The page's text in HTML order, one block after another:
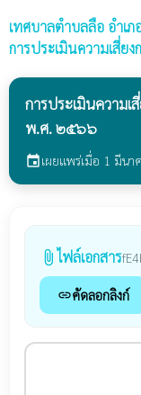
เทศบาลตำบลลือ อำเ
การประเมินความเสี่ย
การประเมินความ
พ.ศ. ๒๕๖๖
eventเผยแพร่เมื่อ 1 มีน
attach_file ไฟล์เอกสาร
linkคัดลอกลิงก์